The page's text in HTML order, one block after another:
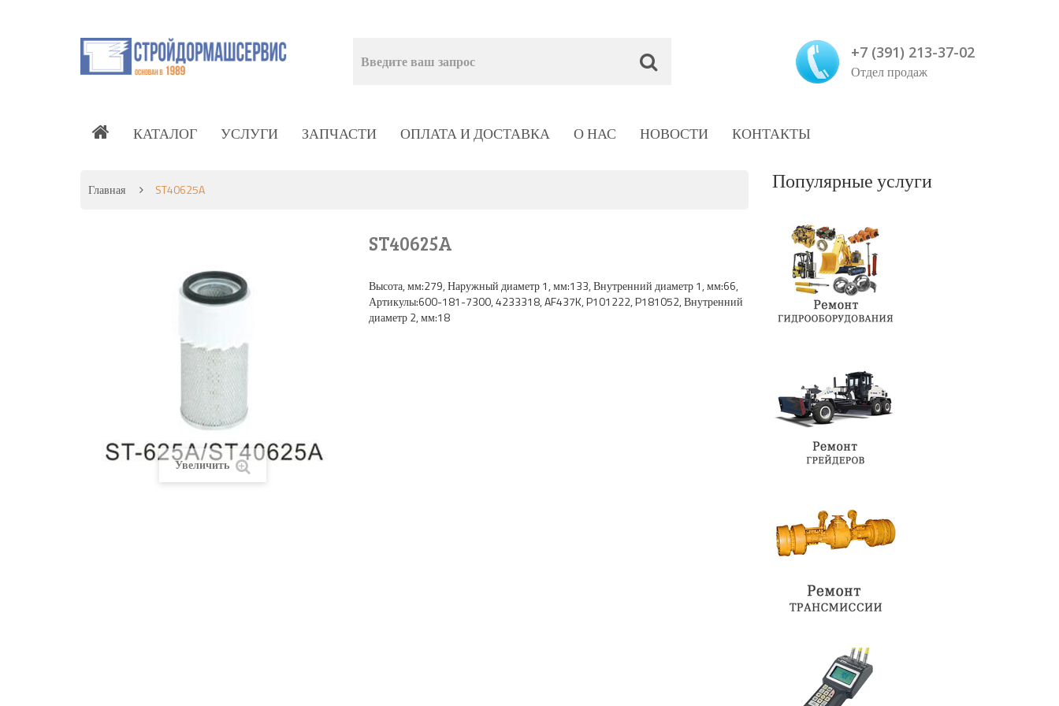
+7 (391) 213-37-02
Отдел продаж
КАТАЛОГ УСЛУГИ ЗАПЧАСТИ ОПЛАТА И ДОСТАВКА О НАС НОВОСТИ КОНТАКТЫ
Главная ST40625A
Увеличить
ST40625A
Высота, мм:279, Наружный диаметр 1, мм:133, Внутренний диаметр 1, мм:66,
Артикулы:600-181-7300, 4233318, AF437K, P101222, P181052, Внутренний
диаметр 2, мм:18
Популярные услуги